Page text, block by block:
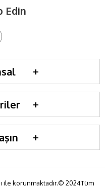
Edin
ile korunmaktadır.© 2024Tüm